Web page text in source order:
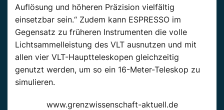
Auflösung und höheren Präzision vielfältig
einsetzbar sein.“ Zudem kann ESPRESSO im
Gegensatz zu früheren Instrumenten die volle
Lichtsammelleistung des VLT ausnutzen und mit
allen vier VLT-Hauptteleskopen gleichzeitig
genutzt werden, um so ein 16-Meter-Teleskop zu
simulieren.
www.grenzwissenschaft-aktuell.de